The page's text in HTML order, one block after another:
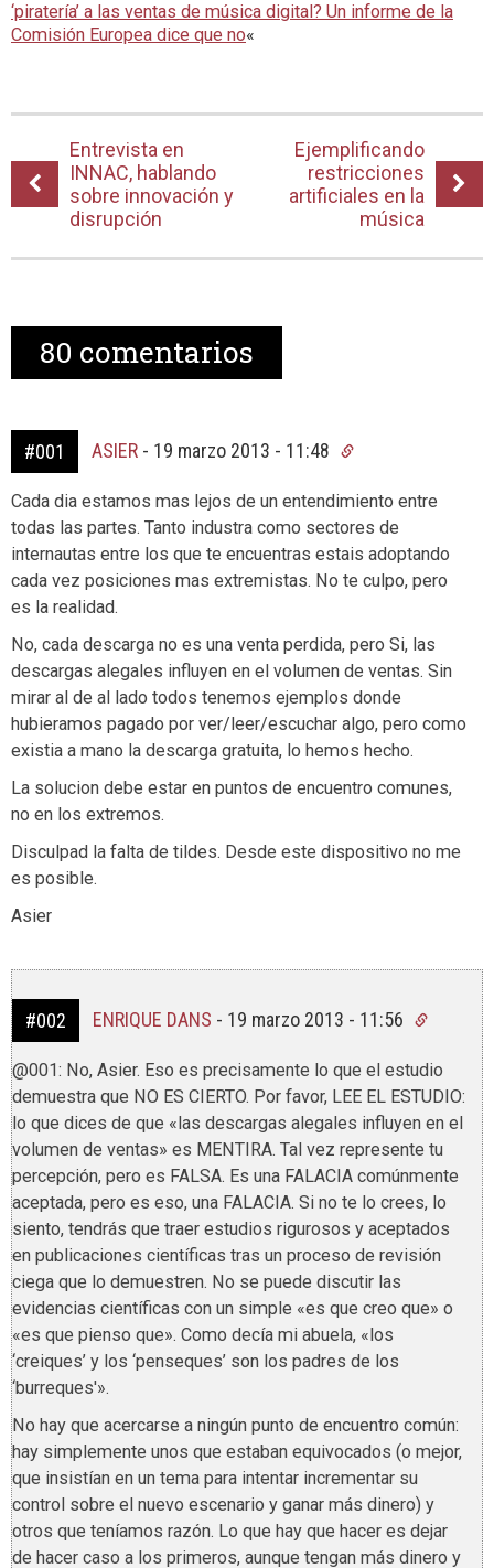
‘piratería’ a las ventas de música digital? Un informe de la
Comisión Europea dice que no«
Entrevista en
INNAC, hablando
sobre innovación y
disrupción
Ejemplificando
restricciones
artificiales en la
música
80 comentarios
#001 ASIER - 19 marzo 2013 - 11:48
Cada dia estamos mas lejos de un entendimiento entre
todas las partes. Tanto industra como sectores de
internautas entre los que te encuentras estais adoptando
cada vez posiciones mas extremistas. No te culpo, pero
es la realidad.
No, cada descarga no es una venta perdida, pero Si, las
descargas alegales influyen en el volumen de ventas. Sin
mirar al de al lado todos tenemos ejemplos donde
hubieramos pagado por ver/leer/escuchar algo, pero como
existia a mano la descarga gratuita, lo hemos hecho.
La solucion debe estar en puntos de encuentro comunes,
no en los extremos.
Disculpad la falta de tildes. Desde este dispositivo no me
es posible.
Asier
#002 ENRIQUE DANS - 19 marzo 2013 - 11:56
@001: No, Asier. Eso es precisamente lo que el estudio
demuestra que NO ES CIERTO. Por favor, LEE EL ESTUDIO:
lo que dices de que «las descargas alegales influyen en el
volumen de ventas» es MENTIRA. Tal vez represente tu
percepción, pero es FALSA. Es una FALACIA comúnmente
aceptada, pero es eso, una FALACIA. Si no te lo crees, lo
siento, tendrás que traer estudios rigurosos y aceptados
en publicaciones científicas tras un proceso de revisión
ciega que lo demuestren. No se puede discutir las
evidencias científicas con un simple «es que creo que» o
«es que pienso que». Como decía mi abuela, «los
‘creiques’ y los ‘penseques’ son los padres de los
‘burreques'».
No hay que acercarse a ningún punto de encuentro común:
hay simplemente unos que estaban equivocados (o mejor,
que insistían en un tema para intentar incrementar su
control sobre el nuevo escenario y ganar más dinero) y
otros que teníamos razón. Lo que hay que hacer es dejar
de hacer caso a los primeros, aunque tengan más dinero y